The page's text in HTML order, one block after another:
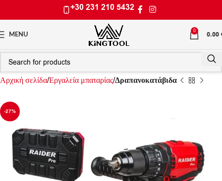
+30 231 210 5432
MENU
0 0.00
Αρχική σελίδαΕργαλεία μπαταρίαςΔραπανοκατάβιδα
-27%